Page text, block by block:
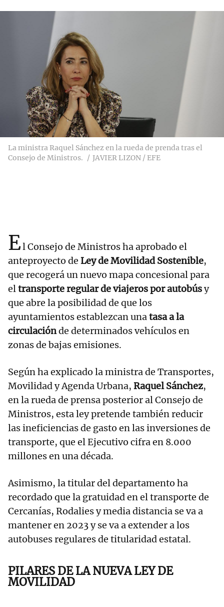
La ministra Raquel Sánchez en la rueda de prenda tras el
Consejo de Ministros.
JAVIER LIZON / EFE
El Consejo de Ministros ha aprobado el
anteproyecto de Ley de Movilidad Sostenible,
que recogerá un nuevo mapa concesional para
eltransporte regular de viajeros por autobúsy
que abre la posibilidad de que los
ayuntamientos establezcan unatasa a la
circulaciónde determinados vehículos en
zonas de bajas emisiones.
Según ha explicado la ministra de Transportes,
Movilidad y Agenda Urbana, Raquel Sánchez,
en la rueda de prensa posterior al Consejo de
Ministros, esta ley pretende también reducir
las ineficiencias de gasto en las inversiones de
transporte, que el Ejecutivo cifra en 8.000
millones en una década.
Asimismo, la titular del departamento ha
recordado que la gratuidad en el transporte de
Cercanías, Rodalies y media distancia se va a
mantener en 2023 y se va a extender a los
autobuses regulares de titularidad estatal.
PILARES DE LA NUEVA LEY DE
MOVILIDAD